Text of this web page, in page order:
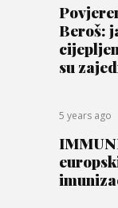
Beroš:
su
5 years ago